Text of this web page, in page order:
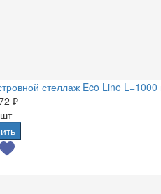
стеллаж Eco Line
₽